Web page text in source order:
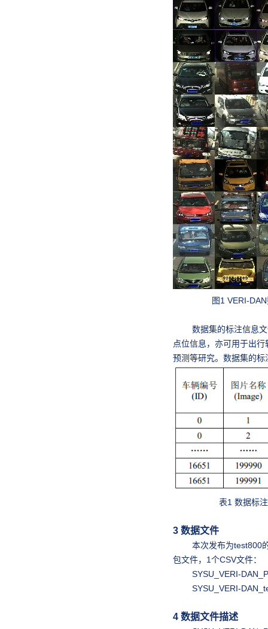
图1 VERI-
数据集的标注信息文
点位信息，亦可用于出
预测等研究。数据集的
表1 数据标
3 数据文件
本次发布为test800的
包文件，1个CSV文件：
SYSU_VERI-
SYSU_VERI-
4 数据文件描述